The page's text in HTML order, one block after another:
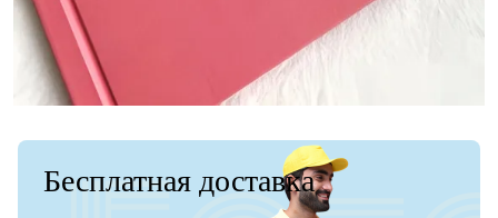
Бесплатная доставка